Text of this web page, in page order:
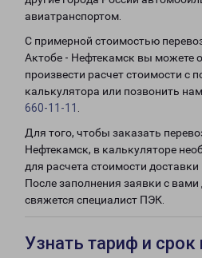
авиатранспортом.
С примерной стоимостью
Актобе - Нефтекамск вы можете
произвести расчет стоимости с
калькулятора или позвонить
660-11-11
Для того, чтобы заказать
Нефтекамск, в калькуляторе
для расчета стоимости доставки
После заполнения заявки с вами
свяжется специалист ПЭК.
Узнать тариф и срок